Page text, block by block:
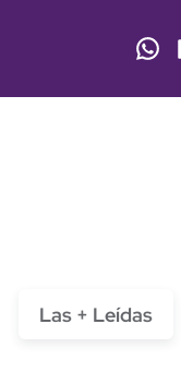
Las + Leídas